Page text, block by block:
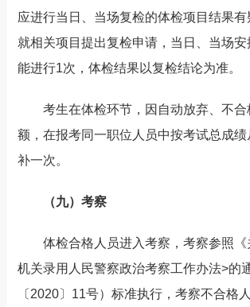
应进行当日、当场复检的体检项目结果
就相关项目提出复检申请，当日、当场安
能进行1次，体检结果以复检结论为准。
考生在体检环节，因自动放弃、不
额，在报考同一职位人员中按考试总成
补一次。
（九）考察
体检合格人员进入考察，考察参照
机关录用人民警察政治考察工作办法>的
〔2020〕11号）标准执行，考察不合格